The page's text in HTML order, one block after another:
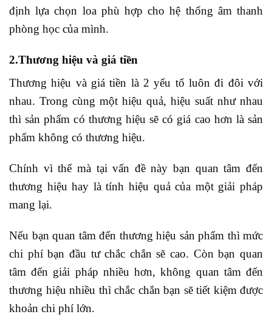
định lựa chọn loa phù hợp cho hệ thống âm thanh
phòng học của mình.
2.Thương hiệu và giá tiền
Thương hiệu và giá tiền là 2 yếu tố luôn đi đôi với
nhau. Trong cùng một hiệu quả, hiệu suất như nhau
thì sản phẩm có thương hiệu sẽ có giá cao hơn là sản
phẩm không có thương hiệu.
Chính vì thế mà tại vấn đề này bạn quan tâm đến
thương hiệu hay là tính hiệu quả của một giải pháp
mang lại.
Nếu bạn quan tâm đến thương hiệu sản phẩm thì mức
chi phí bạn đầu tư chắc chắn sẽ cao. Còn bạn quan
tâm đến giải pháp nhiều hơn, không quan tâm đến
thương hiệu nhiều thì chắc chắn bạn sẽ tiết kiệm được
khoản chi phí lớn.